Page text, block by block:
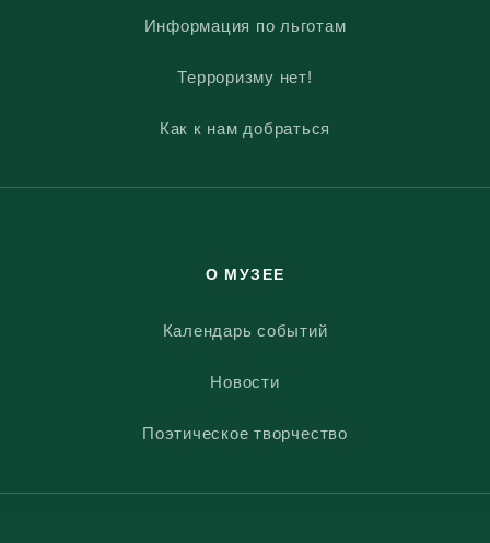
Информация по льготам
Терроризму нет!
Как к нам добраться
О МУЗЕЕ
Календарь событий
Новости
Поэтическое творчество